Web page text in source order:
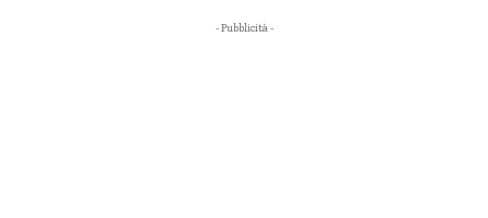
- Pubblicità -